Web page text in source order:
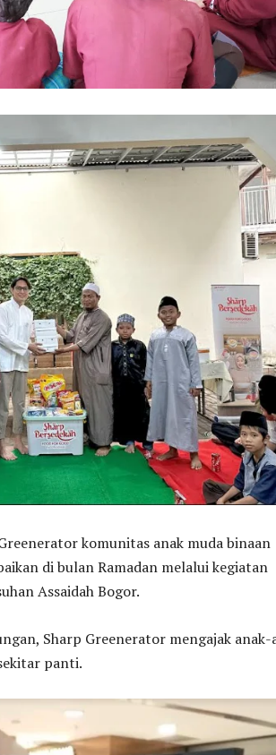
komunitas anak muda binaan
di bulan Ramadan melalui kegiatan
Assaidah Bogor.
Sharp Greenerator mengajak anak-
panti.